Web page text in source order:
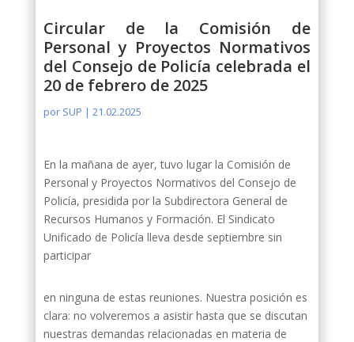
Circular de la Comisión de
Personal y Proyectos Normativos
del Consejo de Policía celebrada el
20 de febrero de 2025
por SUP | 21.02.2025
En la mañana de ayer, tuvo lugar la Comisión de
Personal y Proyectos Normativos del Consejo de
Policía, presidida por la Subdirectora General de
Recursos Humanos y Formación. El Sindicato
Unificado de Policía lleva desde septiembre sin
participar
en ninguna de estas reuniones. Nuestra posición es
clara: no volveremos a asistir hasta que se discutan
nuestras demandas relacionadas en materia de